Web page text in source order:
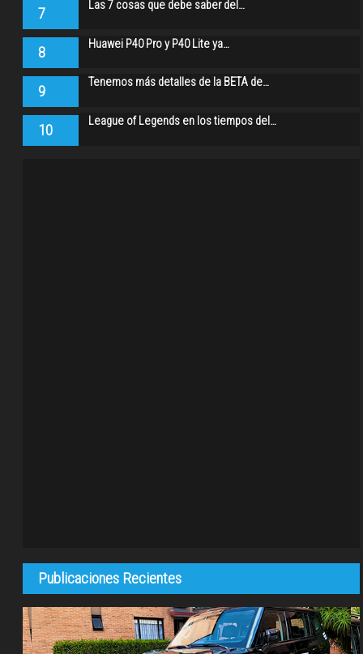
7 Las 7 cosas que debe saber del…
8 Huawei P40 Pro y P40 Lite ya…
9 Tenemos más detalles de la BETA de…
10 League of Legends en los tiempos del…
Publicaciones Recientes